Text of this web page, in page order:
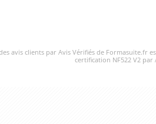
avis clients par Avis Vérifiés de Formasuite.fr
certification NF522 V2 par